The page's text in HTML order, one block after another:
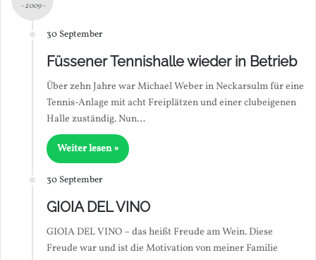
- 2009 -
30 September
Füssener Tennishalle wieder in Betrieb
Über zehn Jahre war Michael Weber in Neckarsulm für eine
Tennis-Anlage mit acht Freiplätzen und einer clubeigenen
Halle zuständig. Nun…
Weiter lesen »
30 September
GIOIA DEL VINO
GIOIA DEL VINO – das heißt Freude am Wein. Diese
Freude war und ist die Motivation von meiner Familie